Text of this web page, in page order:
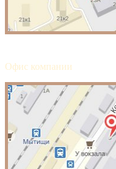
Офис компании